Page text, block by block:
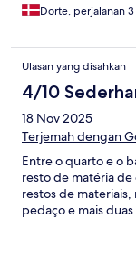
Dorte, perjalanan
Ulasan yang disahkan
4/10
18 Nov 2025
Terjemah dengan
Entre o quarto e o
resto de matéria de
restos de materiais,
pedaço e mais